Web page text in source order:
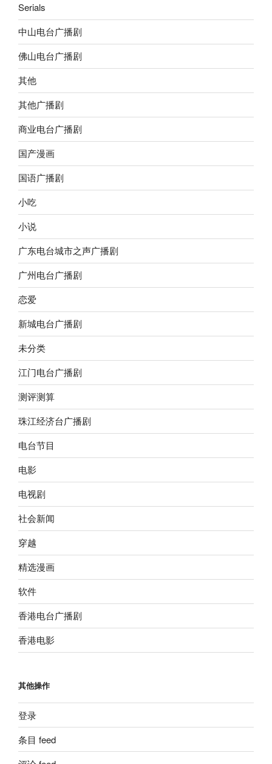
Serials
中山电台广播剧
佛山电台广播剧
其他
其他广播剧
商业电台广播剧
国产漫画
国语广播剧
小吃
小说
广东电台城市之声广播剧
广州电台广播剧
恋爱
新城电台广播剧
未分类
江门电台广播剧
测评测算
珠江经济台广播剧
电台节目
电影
电视剧
社会新闻
穿越
精选漫画
软件
香港电台广播剧
香港电影
其他操作
登录
条目 feed